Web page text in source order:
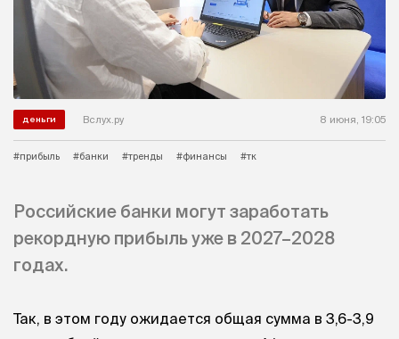
деньги Вслух.ру 8 июня, 19:05
#прибыль #банки #тренды #финансы #тк
Российские банки могут заработать
рекордную прибыль уже в 2027–2028
годах.
Так, в этом году ожидается общая сумма в 3,6-3,9